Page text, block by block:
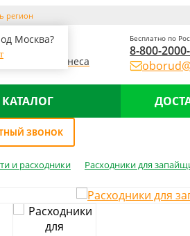
регион
Москва?
склада и бизнеса
Бесплатно по
8-800-
КАТАЛОГ
ЗВОНОК
и расходники Расходники для